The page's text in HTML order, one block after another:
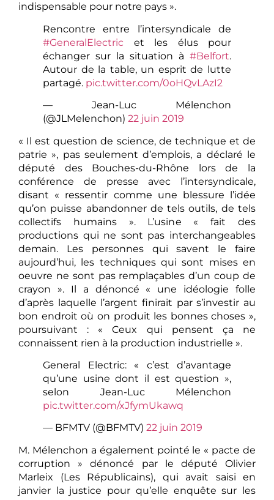
indispensable pour notre pays ».
Rencontre entre l’intersyndicale de
#GeneralElectric et les élus pour
échanger sur la situation à #Belfort.
Autour de la table, un esprit de lutte
partagé. pic.twitter.com/0oHQvLAzI2
— Jean-Luc Mélenchon
(@JLMelenchon) 22 juin 2019
« Il est question de science, de technique et de
patrie », pas seulement d’emplois, a déclaré le
député des Bouches-du-Rhône lors de la
conférence de presse avec l’intersyndicale,
disant « ressentir comme une blessure l’idée
qu’on puisse abandonner de tels outils, de tels
collectifs humains ». L’usine « fait des
productions qui ne sont pas interchangeables
demain. Les personnes qui savent le faire
aujourd’hui, les techniques qui sont mises en
oeuvre ne sont pas remplaçables d’un coup de
crayon ». Il a dénoncé « une idéologie folle
d’après laquelle l’argent finirait par s’investir au
bon endroit où on produit les bonnes choses »,
poursuivant : « Ceux qui pensent ça ne
connaissent rien à la production industrielle ».
General Electric: « c’est d’avantage
qu’une usine dont il est question »,
selon Jean-Luc Mélenchon
pic.twitter.com/xJfymUkawq
— BFMTV (@BFMTV) 22 juin 2019
M. Mélenchon a également pointé le « pacte de
corruption » dénoncé par le député Olivier
Marleix (Les Républicains), qui avait saisi en
janvier la justice pour qu’elle enquête sur les